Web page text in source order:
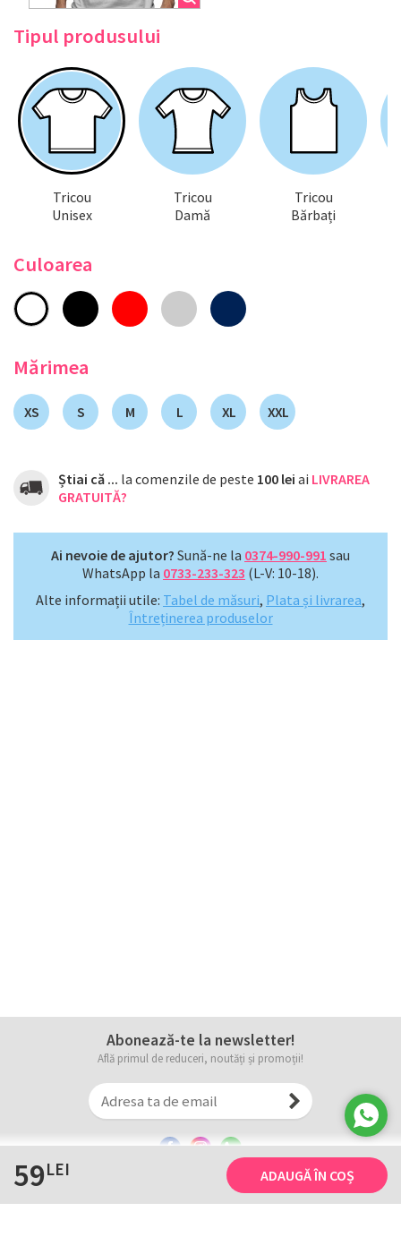
Tipul produsului
Tricou
Unisex
Tricou
Damă
Tricou
Bărbați
Culoarea
Mărimea
XS S M L XL XXL
59LEI ADAUGĂ ÎN COȘ
Știai că ... la comenzile de peste 100 lei ai LIVRAREA
GRATUITĂ?
Ai nevoie de ajutor? Sună-ne la 0374-990-991 sau
WhatsApp la 0733-233-323 (L-V: 10-18).
Alte informații utile: Tabel de măsuri, Plata și livrarea,
Întreținerea produselor
Abonează-te la newsletter!
Află primul de reduceri, noutăți și promoții!
Informații Tricourile noastre